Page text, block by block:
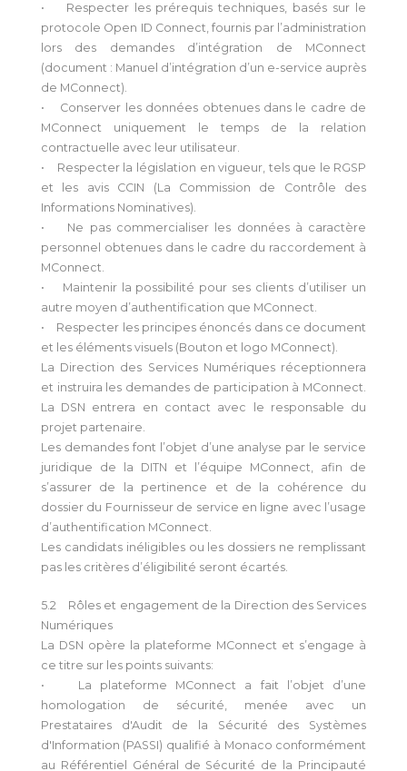
• Respecter les prérequis techniques, basés sur le
protocole Open ID Connect, fournis par l’administration
lors des demandes d’intégration de MConnect
(document : Manuel d’intégration d’un e-service auprès
de MConnect).
• Conserver les données obtenues dans le cadre de
MConnect uniquement le temps de la relation
contractuelle avec leur utilisateur.
• Respecter la législation en vigueur, tels que le RGSP
et les avis CCIN (La Commission de Contrôle des
Informations Nominatives).
• Ne pas commercialiser les données à caractère
personnel obtenues dans le cadre du raccordement à
MConnect.
• Maintenir la possibilité pour ses clients d’utiliser un
autre moyen d’authentification que MConnect.
• Respecter les principes énoncés dans ce document
et les éléments visuels (Bouton et logo MConnect).
La Direction des Services Numériques réceptionnera
et instruira les demandes de participation à MConnect.
La DSN entrera en contact avec le responsable du
projet partenaire.
Les demandes font l’objet d’une analyse par le service
juridique de la DITN et l’équipe MConnect, afin de
s’assurer de la pertinence et de la cohérence du
dossier du Fournisseur de service en ligne avec l’usage
d’authentification MConnect.
Les candidats inéligibles ou les dossiers ne remplissant
pas les critères d’éligibilité seront écartés.
5.2 Rôles et engagement de la Direction des Services
Numériques
La DSN opère la plateforme MConnect et s’engage à
ce titre sur les points suivants:
• La plateforme MConnect a fait l’objet d’une
homologation de sécurité, menée avec un
Prestataires d'Audit de la Sécurité des Systèmes
d'Information (PASSI) qualifié à Monaco conformément
au Référentiel Général de Sécurité de la Principauté